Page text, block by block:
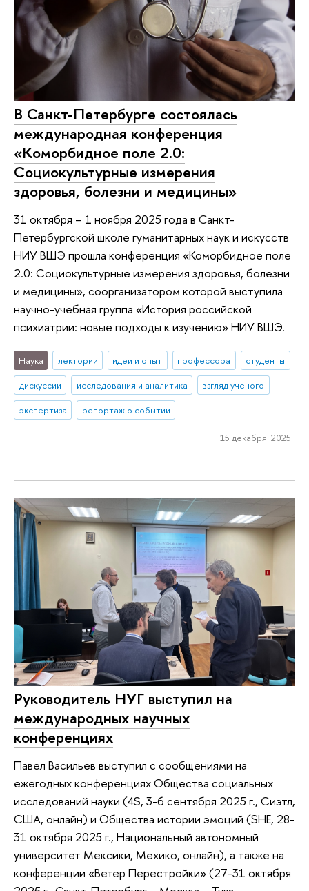
В Санкт-Петербурге состоялась
международная конференция
«Коморбидное поле 2.0:
Социокультурные измерения
здоровья, болезни и медицины»
31 октября – 1 ноября 2025 года в Санкт-
Петербургской школе гуманитарных наук и искусств
НИУ ВШЭ прошла конференция «Коморбидное поле
2.0: Социокультурные измерения здоровья, болезни
и медицины», соорганизатором которой выступила
научно-учебная группа «История российской
психиатрии: новые подходы к изучению» НИУ ВШЭ.
Наука лектории идеи и опыт профессора
студенты
дискуссии
исследования и аналитика
взгляд ученого
экспертиза
репортаж о событии
15 декабря 2025
Руководитель НУГ выступил на
международных научных
конференциях
Павел Васильев выступил с сообщениями на
ежегодных конференциях Общества социальных
исследований науки (4S, 3-6 сентября 2025 г., Сиэтл,
США, онлайн) и Общества истории эмоций (SHE, 28-
31 октября 2025 г., Национальный автономный
университет Мексики, Мехико, онлайн), а также на
конференции «Ветер Перестройки» (27-31 октября